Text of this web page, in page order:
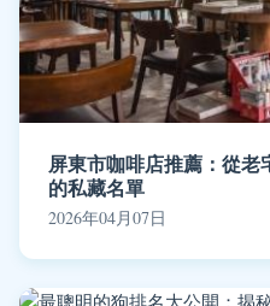
屏東市咖啡店推薦：從
的私藏名單
2026年04月07日